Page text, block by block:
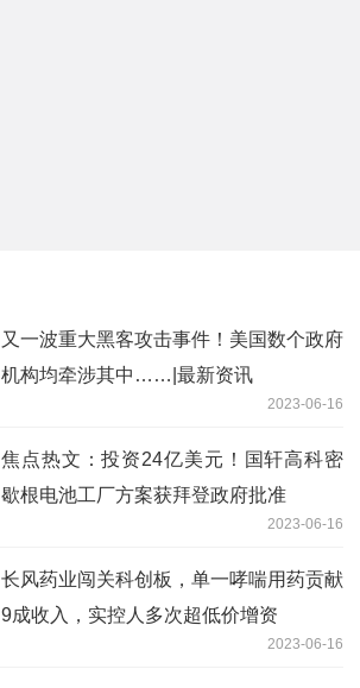
又一波重大黑客攻击事件！美国数个政府
机构均牵涉其中……|最新资讯
2023-06-16
焦点热文：投资24亿美元！国轩高科密
歇根电池工厂方案获拜登政府批准
2023-06-16
长风药业闯关科创板，单一哮喘用药贡献
9成收入，实控人多次超低价增资
2023-06-16